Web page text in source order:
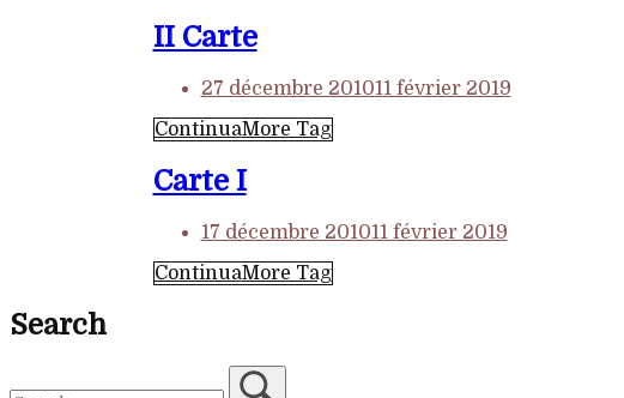
II Carte
27 décembre 201011 février 2019
ContinuaMore Tag
Carte I
17 décembre 201011 février 2019
ContinuaMore Tag
Search